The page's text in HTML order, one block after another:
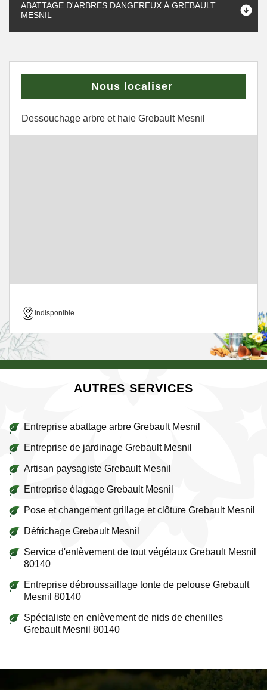
ABATTAGE D'ARBRES DANGEREUX À GREBAULT
MESNIL
Nous localiser
Dessouchage arbre et haie Grebault Mesnil
indisponible
AUTRES SERVICES
Entreprise abattage arbre Grebault Mesnil
Entreprise de jardinage Grebault Mesnil
Artisan paysagiste Grebault Mesnil
Entreprise élagage Grebault Mesnil
Pose et changement grillage et clôture Grebault Mesnil
Défrichage Grebault Mesnil
Service d'enlèvement de tout végétaux Grebault Mesnil
80140
Entreprise débroussaillage tonte de pelouse Grebault
Mesnil 80140
Spécialiste en enlèvement de nids de chenilles
Grebault Mesnil 80140